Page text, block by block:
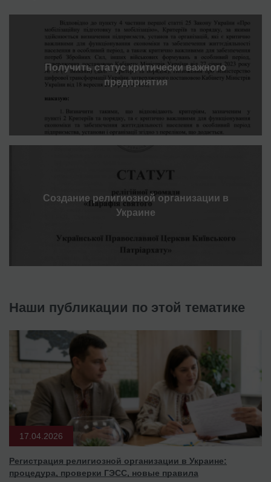
Получить статус критически важного
предприятия
Создание религиозной организации в
Украине
Наши публикации по этой тематике
17.04.2026
Регистрация религиозной организации в Украине:
процедура, проверки ГЭСС, новые правила